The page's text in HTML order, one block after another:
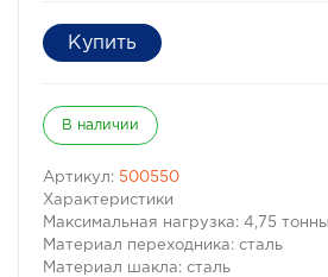
В наличии
Артикул: 500550
Характеристики
Максимальная нагрузка: 4,75 тонны
Материал переходника: сталь
Материал шакла: сталь